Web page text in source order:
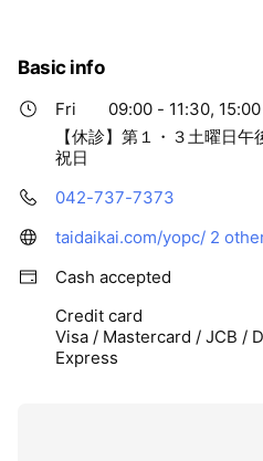
Basic info
Fri
09:00 - 11:30,
【休診】第１・３土曜
祝日
042-737-7373
taidaikai.com/yopc/ 2
Cash accepted
Credit card
Visa / Mastercard / JCB /
Express